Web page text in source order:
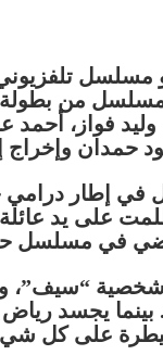
2024. المسلسل
فواز،
حمدان
في إطار
ظلمت على يد
“سيف”،
بينما يجسد
على كل